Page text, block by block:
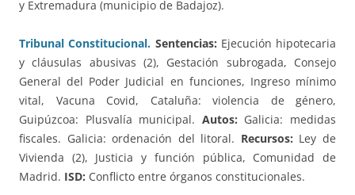
y Extremadura (municipio de Badajoz).
Tribunal Constitucional. Sentencias: Ejecución hipotecaria
y cláusulas abusivas (2), Gestación subrogada, Consejo
General del Poder Judicial en funciones, Ingreso mínimo
vital, Vacuna Covid, Cataluña: violencia de género,
Guipúzcoa: Plusvalía municipal. Autos: Galicia: medidas
fiscales. Galicia: ordenación del litoral. Recursos: Ley de
Vivienda (2), Justicia y función pública, Comunidad de
Madrid. ISD: Conflicto entre órganos constitucionales.